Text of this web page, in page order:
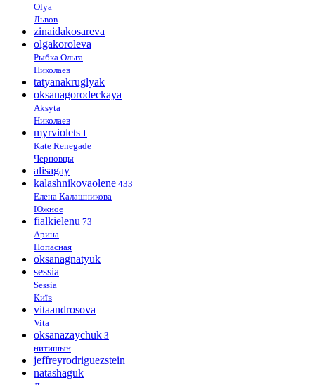
Olya
Львов
zinaidakosareva
olgakoroleva
Рыбка Ольга
Николаев
tatyanakruglyak
oksanagorodeckaya
Aksyta
Николаев
myrviolets 1
Kate Renegade
Черновцы
alisagay
kalashnikovaolene 433
Елена Калашникова
Южное
fialkielenu 73
Арина
Попасная
oksanagnatyuk
sessia
Sessia
Київ
vitaandrosova
Vita
oksanazaychuk 3
нитишын
jeffreyrodriguezstein
natashaguk